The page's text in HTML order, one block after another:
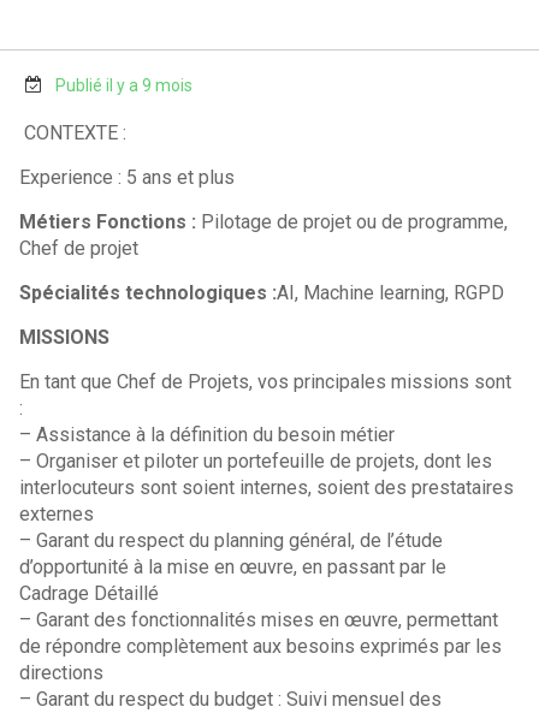
Publié il y a 9 mois
CONTEXTE :
Experience : 5 ans et plus
Métiers Fonctions : Pilotage de projet ou de programme,
Chef de projet
Spécialités technologiques :AI, Machine learning, RGPD
MISSIONS
En tant que Chef de Projets, vos principales missions sont
:
– Assistance à la définition du besoin métier
– Organiser et piloter un portefeuille de projets, dont les
interlocuteurs sont soient internes, soient des prestataires
externes
– Garant du respect du planning général, de l’étude
d’opportunité à la mise en œuvre, en passant par le
Cadrage Détaillé
– Garant des fonctionnalités mises en œuvre, permettant
de répondre complètement aux besoins exprimés par les
directions
– Garant du respect du budget : Suivi mensuel des